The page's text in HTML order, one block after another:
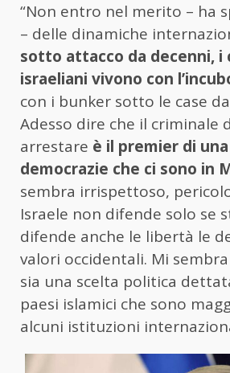
“Non entro nel merito – ha
– delle dinamiche
sotto attacco da decenni, i
israeliani vivono con
con i bunker sotto le case
Adesso dire che il criminale
arrestare è il premier di
democrazie che ci sono in
sembra irrispettoso,
Israele non difende solo se
difende anche le libertà le
valori occidentali. Mi
sia una scelta politica
paesi islamici che sono
alcuni istituzioni